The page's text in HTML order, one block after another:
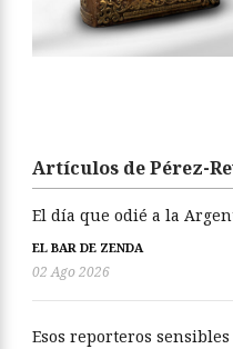
Artículos de Pérez-
El día que odié a la
EL BAR DE ZENDA
02 Ago 2026
Esos reporteros sensibles